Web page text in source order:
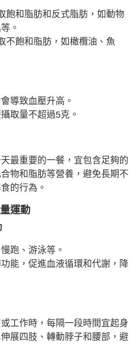
飽和脂肪和反式脂肪，如動物
。
不飽和脂肪，如橄欖油、魚
導致血壓升高。
取量不超過5克。
最重要的一餐，宜包含足夠的
物和脂肪等營養，避免長期不
的行為。
運動
跑、游泳等。
能，促進血液循環和代謝，降
工作時，每隔一段時間宜起身
展四肢、轉動脖子和腰部，避